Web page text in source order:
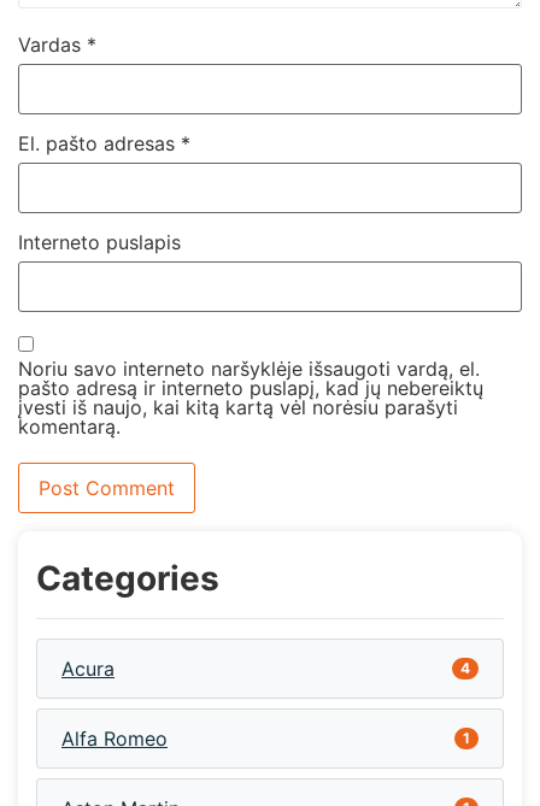
Vardas *
El. pašto adresas *
Interneto puslapis
Noriu savo interneto naršyklėje išsaugoti vardą, el.
pašto adresą ir interneto puslapį, kad jų nebereiktų
įvesti iš naujo, kai kitą kartą vėl norėsiu parašyti
komentarą.
Categories
Acura 4
Alfa Romeo 1